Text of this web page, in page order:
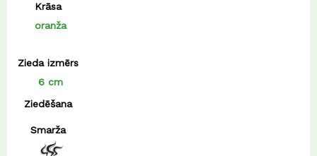
Krāsa
oranža
Zieda izmērs
6 cm
Ziedēšana
Smarža